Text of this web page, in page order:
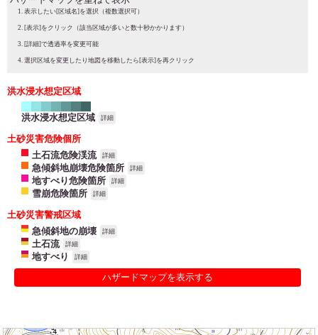
表示したい[区域名]を選択（複数選択可）
[表示]をクリック（該当区域が多いと数十秒かかります）
[詳細]で透過率を変更可能
選択区域を変更したり地図を移動したら[表示]を再クリック
洪水浸水想定区域
洪水浸水想定区域 詳細
土砂災害危険個所
土石流危険渓流
詳細
急傾斜地崩壊危険箇所 詳細
地すべり危険箇所 詳細
雪崩危険箇所 詳細
土砂災害警戒区域
急傾斜地の崩壊
詳細
土石流 詳細
地すべり 詳細
ハザードマップを表示する